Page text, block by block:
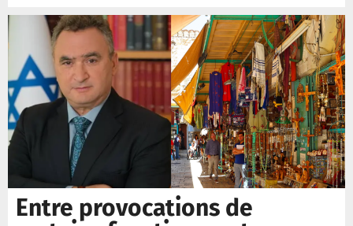
Entre provocations de